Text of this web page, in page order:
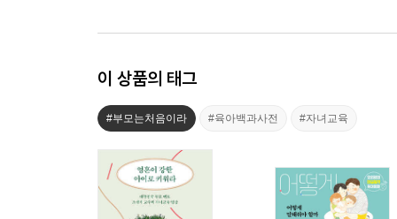
이 상품의 태그
#부모는처음이라 #육아백과사전 #자녀교육